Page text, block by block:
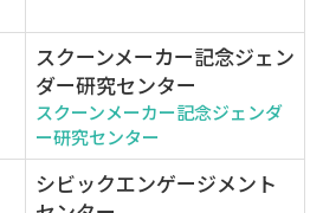
スクーンメーカー記念ジェン
ダー研究センター
スクーンメーカー記念ジェンダ
ー研究センター
シビックエンゲージメント